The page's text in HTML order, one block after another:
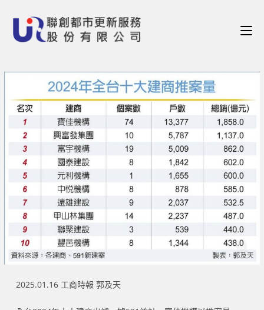
2025.01.16 工商時報 郭及天